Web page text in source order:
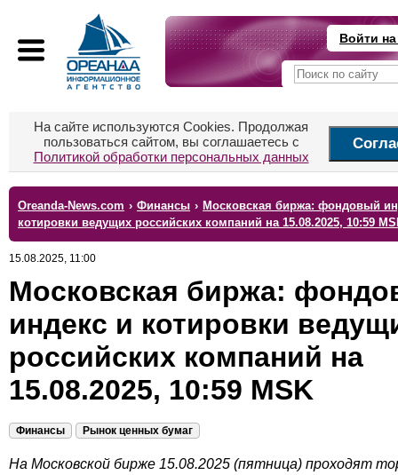
Войти
На сайте используются Cookies. Продолжая
пользоваться сайтом, вы соглашаетесь с
Политикой обработки персональных данных
Oreanda-News.com › Финансы › Московская биржа: фондовый
котировки ведущих российских компаний на 15.08.2025, 10:59
15.08.2025, 11:00
Московская биржа:
индекс и котировки
российских компаний на
15.08.2025, 10:59 MSK
Финансы Рынок ценных бумаг
На Московской бирже 15.08.2025 (пятница) проходят